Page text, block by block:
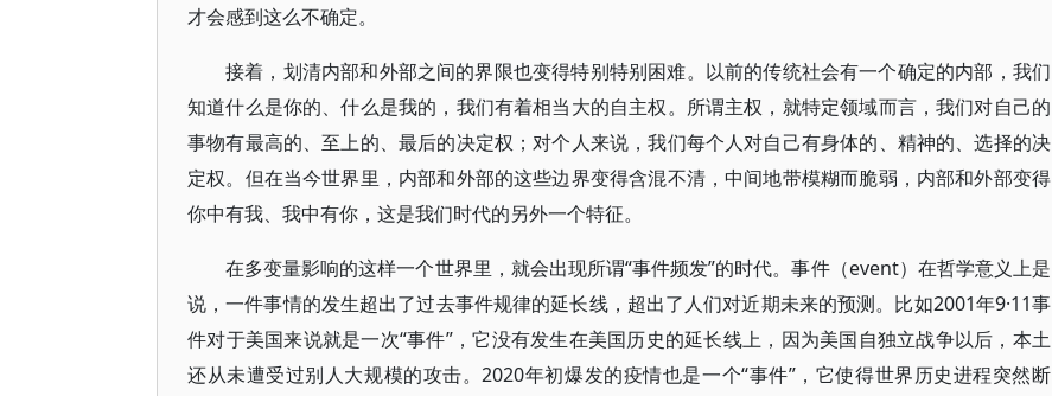
才会感到这么不确定。
接着，划清内部和外部之间的界限也变得特别特别困难。以前的传统社会有一个确定的内部，我们
知道什么是你的、什么是我的，我们有着相当大的自主权。所谓主权，就特定领域而言，我们对自己的
事物有最高的、至上的、最后的决定权；对个人来说，我们每个人对自己有身体的、精神的、选择的决
定权。但在当今世界里，内部和外部的这些边界变得含混不清，中间地带模糊而脆弱，内部和外部变得
你中有我、我中有你，这是我们时代的另外一个特征。
在多变量影响的这样一个世界里，就会出现所谓“事件频发”的时代。事件（event）在哲学意义上是
说，一件事情的发生超出了过去事件规律的延长线，超出了人们对近期未来的预测。比如2001年9·11事
件对于美国来说就是一次“事件”，它没有发生在美国历史的延长线上，因为美国自独立战争以后，本土
还从未遭受过别人大规模的攻击。2020年初爆发的疫情也是一个“事件”，它使得世界历史进程突然断